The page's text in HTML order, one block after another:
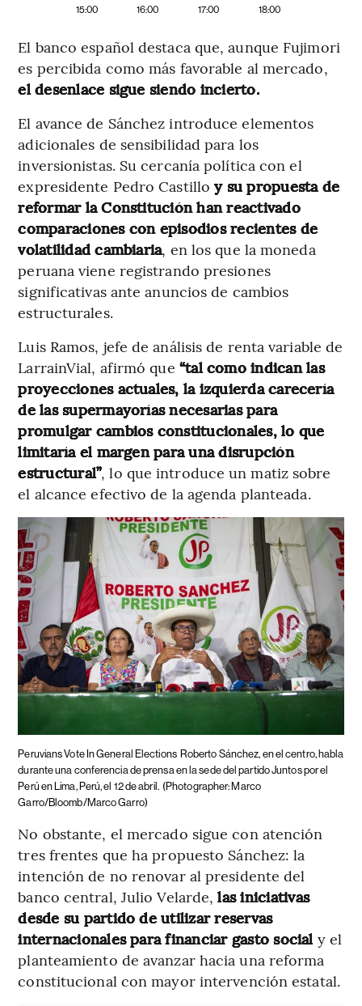
15:00 16:00 17:00 18:00
El banco español destaca que, aunque Fujimori
es percibida como más favorable al mercado,
el desenlace sigue siendo incierto.
El avance de Sánchez introduce elementos
adicionales de sensibilidad para los
inversionistas. Su cercanía política con el
expresidente Pedro Castilloy su propuesta de
reformar la Constitución han reactivado
comparaciones con episodios recientes de
volatilidad cambiaria, en los que la moneda
peruana viene registrando presiones
significativas ante anuncios de cambios
estructurales.
Luis Ramos, jefe de análisis de renta variable de
LarrainVial, afirmó que “tal como indican las
proyecciones actuales, la izquierda carecería
de las supermayorías necesarias para
promulgar cambios constitucionales, lo que
limitaría el margen para una disrupción
estructural”, lo que introduce un matiz sobre
el alcance efectivo de la agenda planteada.
Peruvians Vote In General Elections Roberto Sánchez, en el centro, habla
durante una conferencia de prensa en la sede del partido Juntos por el
Perú en Lima, Perú, el 12 de abril. (Photographer: Marco
Garro/Bloomb/Marco Garro)
No obstante, el mercado sigue con atención
tres frentes que ha propuesto Sánchez: la
intención de no renovar al presidente del
banco central, Julio Velarde,las iniciativas
desde su partido de utilizar reservas
internacionales para financiar gasto social y el
planteamiento de avanzar hacia una reforma
constitucional con mayor intervención estatal.